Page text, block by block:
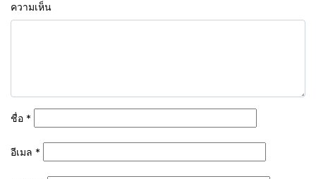
ความเห็น
ชื่อ *
อีเมล *